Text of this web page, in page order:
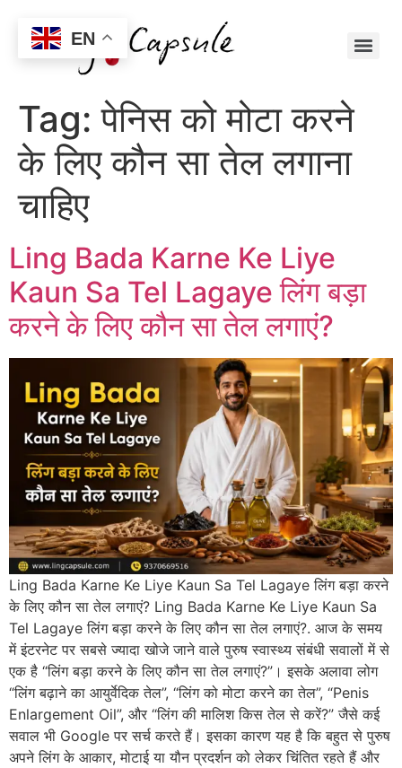
Tag:पेनिस को मोटा करने
के लिए कौन सा तेल लगाना
चाहिए
Ling Bada Karne Ke Liye
Kaun Sa Tel Lagaye लिंग बड़ा
करने के लिए कौन सा तेल लगाएं?
Ling Bada Karne Ke Liye Kaun Sa Tel Lagaye लिंग बड़ा करने
के लिए कौन सा तेल लगाएं? Ling Bada Karne Ke Liye Kaun Sa
Tel Lagaye लिंग बड़ा करने के लिए कौन सा तेल लगाएं?. आज के समय
में इंटरनेट पर सबसे ज्यादा खोजे जाने वाले पुरुष स्वास्थ्य संबंधी सवालों में से
एक है “लिंग बड़ा करने के लिए कौन सा तेल लगाएं?”। इसके अलावा लोग
“लिंग बढ़ाने का आयुर्वेदिक तेल”, “लिंग को मोटा करने का तेल”, “Penis
Enlargement Oil”, और “लिंग की मालिश किस तेल से करें?” जैसे कई
सवाल भी Google पर सर्च करते हैं। इसका कारण यह है कि बहुत से पुरुष
अपने लिंग के आकार, मोटाई या यौन प्रदर्शन को लेकर चिंतित रहते हैं और
EN